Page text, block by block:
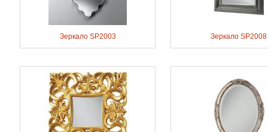
Зеркало SP2003 Зеркало SP2008